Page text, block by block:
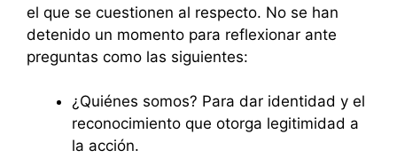
el que se cuestionen al respecto. No se han
detenido un momento para reflexionar ante
preguntas como las siguientes:
¿Quiénes somos? Para dar identidad y el
reconocimiento que otorga legitimidad a
la acción.